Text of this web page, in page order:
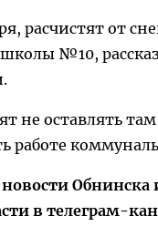
расчистят от
школы №10,
не оставлять
работе
Обнинска
в телеграм-